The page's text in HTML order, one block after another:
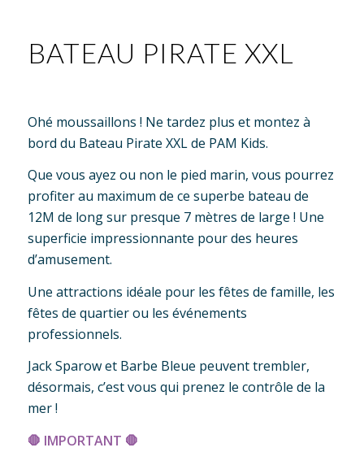
BATEAU PIRATE XXL
Ohé moussaillons ! Ne tardez plus et montez à
bord du Bateau Pirate XXL de PAM Kids.
Que vous ayez ou non le pied marin, vous pourrez
profiter au maximum de ce superbe bateau de
12M de long sur presque 7 mètres de large ! Une
superficie impressionnante pour des heures
d’amusement.
Une attractions idéale pour les fêtes de famille, les
fêtes de quartier ou les événements
professionnels.
Jack Sparow et Barbe Bleue peuvent trembler,
désormais, c’est vous qui prenez le contrôle de la
mer !
🛑 IMPORTANT 🛑